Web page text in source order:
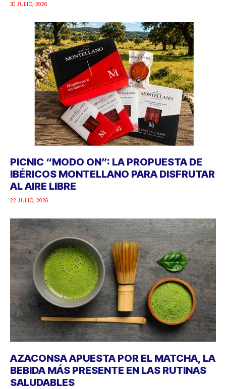
30 JULIO, 2026
PICNIC “MODO ON”: LA PROPUESTA DE
IBÉRICOS MONTELLANO PARA DISFRUTAR
AL AIRE LIBRE
22 JULIO, 2026
AZACONSA APUESTA POR EL MATCHA, LA
BEBIDA MÁS PRESENTE EN LAS RUTINAS
SALUDABLES